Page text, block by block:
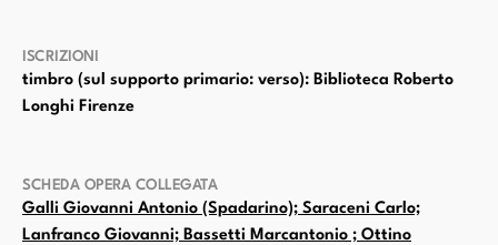
ISCRIZIONI
timbro (sul supporto primario: verso): Biblioteca Roberto
Longhi Firenze
SCHEDA OPERA COLLEGATA
Galli Giovanni Antonio (Spadarino); Saraceni Carlo;
Lanfranco Giovanni; Bassetti Marcantonio ; Ottino